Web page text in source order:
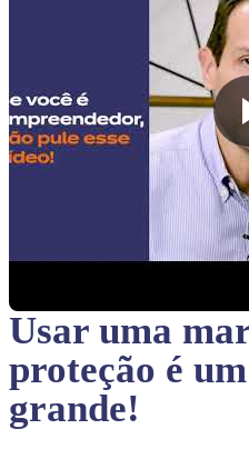
Usar uma
proteção é
grande!